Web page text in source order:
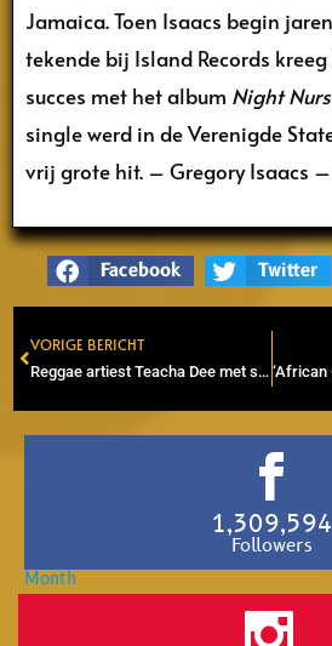
Jamaica. Toen Isaacs begin
tekende bij Island Records
succes met het album Night
single werd in de Verenigde
vrij grote hit. – Gregory Isaacs
Facebook Twitter
Prev
VORIGE BERICHT
Reggae artiest Teacha Dee met song ‘Rastafari Way’ in nieuwe James Bond film ‘No Time To Die’.
1,309,594
Followers